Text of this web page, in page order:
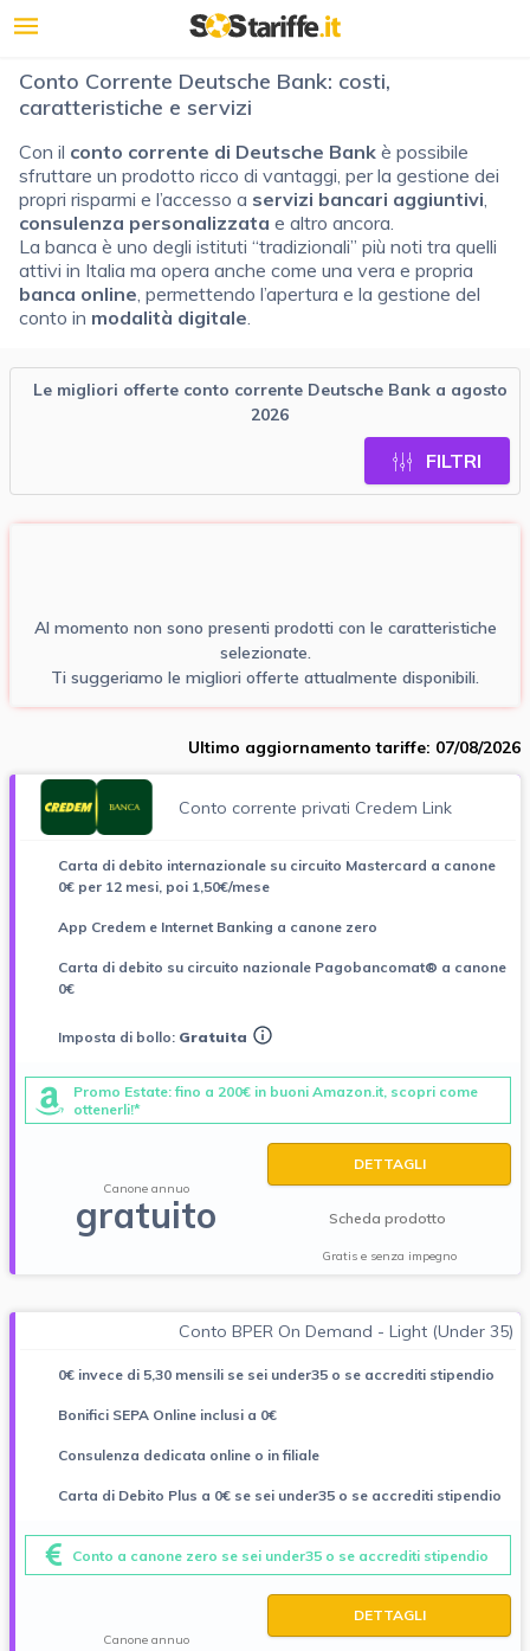
Conto Corrente Deutsche Bank: costi,
caratteristiche e servizi
Con il conto corrente di Deutsche Bank è possibile
sfruttare un prodotto ricco di vantaggi, per la gestione dei
propri risparmi e l’accesso a servizi bancari aggiuntivi,
consulenza personalizzata e altro ancora.
La banca è uno degli istituti “tradizionali” più noti tra quelli
attivi in Italia ma opera anche come una vera e propria
banca online, permettendo l’apertura e la gestione del
conto in modalità digitale.
Le migliori offerte conto corrente Deutsche Bank a agosto
2026
FILTRI
Al momento non sono presenti prodotti con le caratteristiche
selezionate.
Ti suggeriamo le migliori offerte attualmente disponibili.
Ultimo aggiornamento tariffe: 07/08/2026
Conto corrente privati Credem Link
Carta di debito internazionale su circuito Mastercard a canone
0€ per 12 mesi, poi 1,50€/mese
App Credem e Internet Banking a canone zero
Carta di debito su circuito nazionale Pagobancomat® a canone
0€
Imposta di bollo: Gratuita
Promo Estate: fino a 200€ in buoni Amazon.it, scopri come
ottenerli!*
Canone annuo
gratuito
DETTAGLI
Scheda prodotto
Gratis e senza impegno
Conto BPER On Demand - Light (Under 35)
0€ invece di 5,30 mensili se sei under35 o se accrediti stipendio
Bonifici SEPA Online inclusi a 0€
Consulenza dedicata online o in filiale
Carta di Debito Plus a 0€ se sei under35 o se accrediti stipendio
Conto a canone zero se sei under35 o se accrediti stipendio
Canone annuo
DETTAGLI